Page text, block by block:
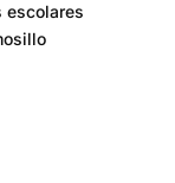
escolares